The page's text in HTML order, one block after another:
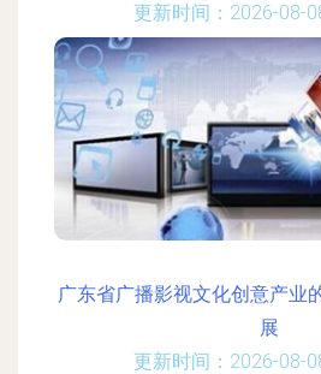
更新时间：2026-08-
广东省广播影视文化创意产业
展
更新时间：2026-08-